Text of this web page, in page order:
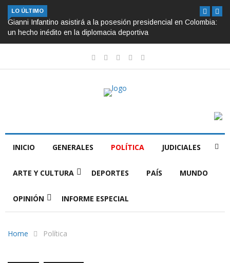
LO ÚLTIMO
Gianni Infantino asistirá a la posesión presidencial en Colombia:
un hecho inédito en la diplomacia deportiva
INICIO GENERALES POLÍTICA JUDICIALES
ARTE Y CULTURA DEPORTES PAÍS MUNDO
OPINIÓN INFORME ESPECIAL
Home Política